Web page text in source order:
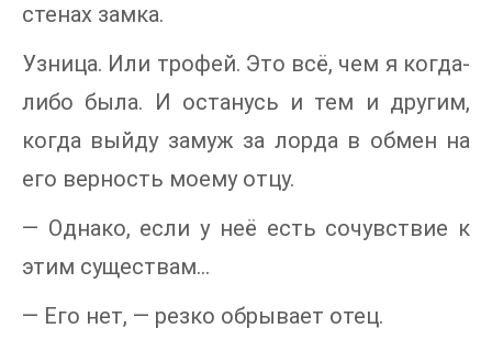
стенах замка.
Узница. Или трофей. Это всё, чем я когда-
либо была. И останусь и тем и другим,
когда выйду замуж за лорда в обмен на
его верность моему отцу.
— Однако, если у неё есть сочувствие к
этим существам…
— Его нет, — резко обрывает отец.